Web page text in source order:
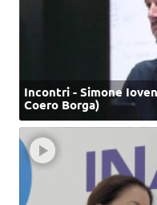
Incontri - Simone
Coero Borga)